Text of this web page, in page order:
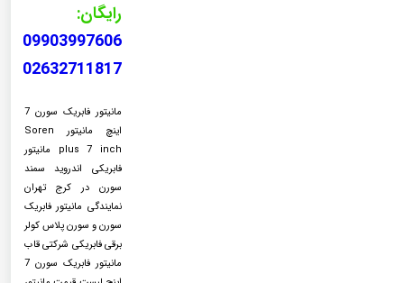
رایگان:
09903997606
02632711817
مانیتور فابریک سورن 7
اینچ مانیتور Soren
plus 7 inch مانیتور
فابریکی اندروید سمند
سورن در کرج تهران
نمایندگی مانیتور فابریک
سورن و سورن پلاس کولر
برقی فابریکی شرکتی قاب
مانیتور فابریک سورن 7